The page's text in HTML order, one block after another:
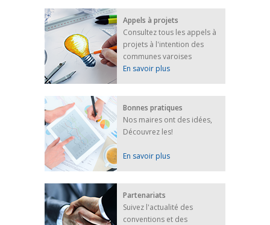
25 avril 2022
Afin d’accompagner au mieux les réfugiés
ukrainiens arrivés en France,...
FEUILLETER
Appels à projets
Consultez tous les appels à
projets à l'intention des
communes varoises
En savoir plus
Bonnes pratiques
Nos maires ont des idées,
Découvrez les!
En savoir plus
Partenariats
Suivez l'actualité des
conventions et des